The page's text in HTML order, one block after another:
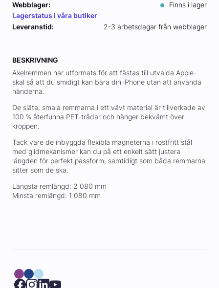
Webblager:
Finns i lager
Lagerstatus i våra butiker
Leveranstid:
2-3 arbetsdagar från webblager
BESKRIVNING
Axelremmen har utformats för att fästas till utvalda Apple-
skal så att du smidigt kan bära din iPhone utan att använda
händerna.
De släta, smala remmarna i ett vävt material är tillverkade av
100 % återfunna PET-trådar och hänger bekvämt över
kroppen.
Tack vare de inbyggda flexibla magneterna i rostfritt stål
med glidmekanismer kan du på ett enkelt sätt justera
längden för perfekt passform, samtidigt som båda remmarna
sitter som de ska.
Längsta remlängd: 2 080 mm
Minsta remlängd: 1 080 mm